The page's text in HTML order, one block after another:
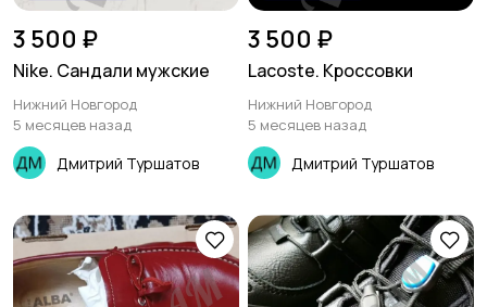
3 500 ₽
Nike. Сандали мужские
Нижний Новгород
5 месяцев назад
Дмитрий Туршатов
3 500 ₽
Lacoste. Кроссовки
Нижний Новгород
5 месяцев назад
Дмитрий Туршатов